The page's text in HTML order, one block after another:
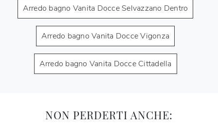
Arredo bagno Vanita Docce Selvazzano Dentro
Arredo bagno Vanita Docce Vigonza
Arredo bagno Vanita Docce Cittadella
NON PERDERTI ANCHE: